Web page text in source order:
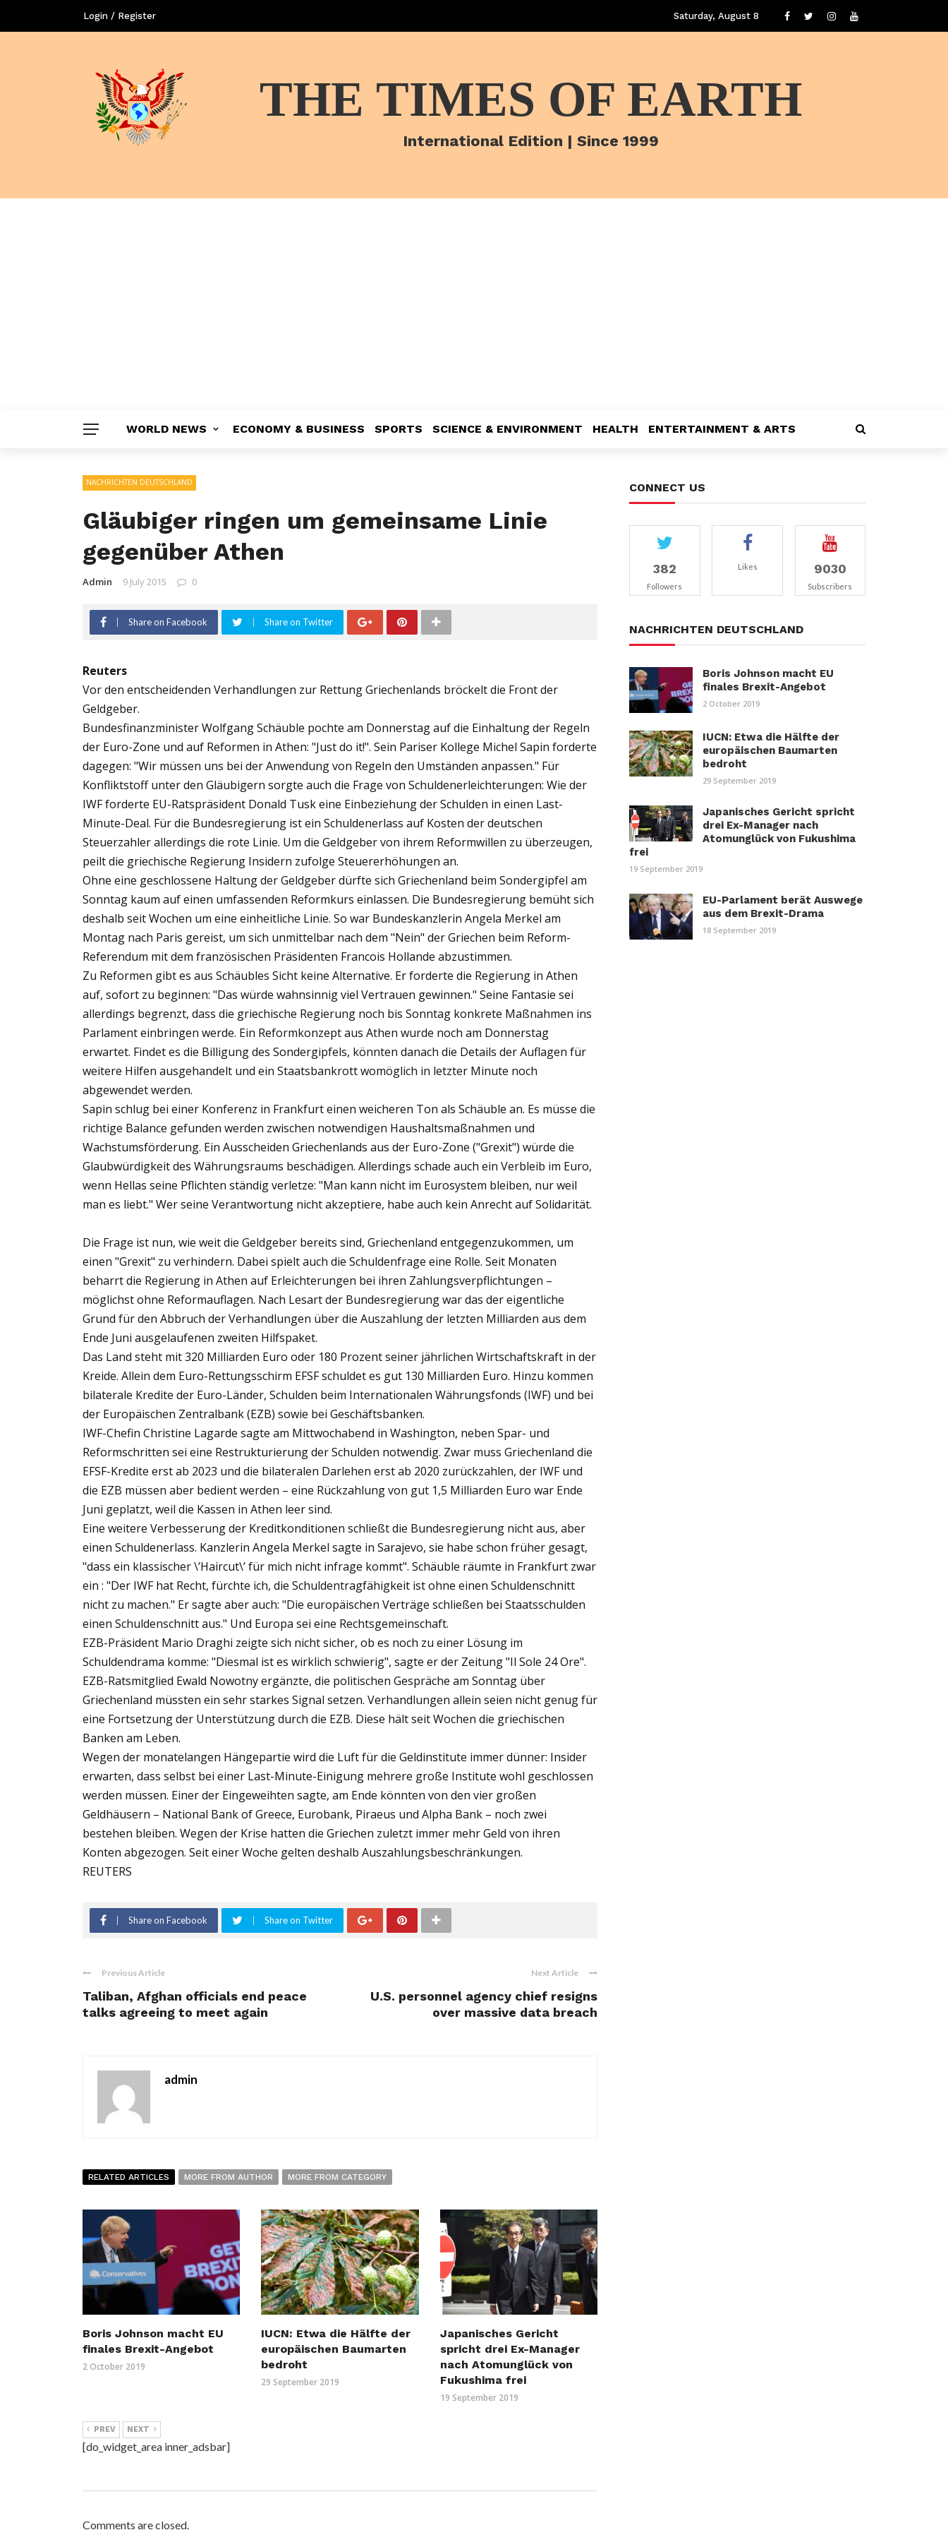
Login / Register Saturday, August 8
THE TIMES OF EARTH
International Edition | Since 1999
WORLD NEWS ECONOMY & BUSINESS SPORTS SCIENCE & ENVIRONMENT HEALTH ENTERTAINMENT & ARTS
NACHRICHTEN DEUTSCHLAND
Gläubiger ringen um gemeinsame Linie
gegenüber Athen
Admin 9 July 2015 0
Share on Facebook Share on Twitter
Reuters
Vor den entscheidenden Verhandlungen zur Rettung Griechenlands bröckelt die Front der
Geldgeber.
Bundesfinanzminister Wolfgang Schäuble pochte am Donnerstag auf die Einhaltung der Regeln
der Euro-Zone und auf Reformen in Athen: "Just do it!". Sein Pariser Kollege Michel Sapin forderte
dagegen: "Wir müssen uns bei der Anwendung von Regeln den Umständen anpassen." Für
Konfliktstoff unter den Gläubigern sorgte auch die Frage von Schuldenerleichterungen: Wie der
IWF forderte EU-Ratspräsident Donald Tusk eine Einbeziehung der Schulden in einen Last-
Minute-Deal. Für die Bundesregierung ist ein Schuldenerlass auf Kosten der deutschen
Steuerzahler allerdings die rote Linie. Um die Geldgeber von ihrem Reformwillen zu überzeugen,
peilt die griechische Regierung Insidern zufolge Steuererhöhungen an.
Ohne eine geschlossene Haltung der Geldgeber dürfte sich Griechenland beim Sondergipfel am
Sonntag kaum auf einen umfassenden Reformkurs einlassen. Die Bundesregierung bemüht sich
deshalb seit Wochen um eine einheitliche Linie. So war Bundeskanzlerin Angela Merkel am
Montag nach Paris gereist, um sich unmittelbar nach dem "Nein" der Griechen beim Reform-
Referendum mit dem französischen Präsidenten Francois Hollande abzustimmen.
Zu Reformen gibt es aus Schäubles Sicht keine Alternative. Er forderte die Regierung in Athen
auf, sofort zu beginnen: "Das würde wahnsinnig viel Vertrauen gewinnen." Seine Fantasie sei
allerdings begrenzt, dass die griechische Regierung noch bis Sonntag konkrete Maßnahmen ins
Parlament einbringen werde. Ein Reformkonzept aus Athen wurde noch am Donnerstag
erwartet. Findet es die Billigung des Sondergipfels, könnten danach die Details der Auflagen für
weitere Hilfen ausgehandelt und ein Staatsbankrott womöglich in letzter Minute noch
abgewendet werden.
Sapin schlug bei einer Konferenz in Frankfurt einen weicheren Ton als Schäuble an. Es müsse die
richtige Balance gefunden werden zwischen notwendigen Haushaltsmaßnahmen und
Wachstumsförderung. Ein Ausscheiden Griechenlands aus der Euro-Zone ("Grexit") würde die
Glaubwürdigkeit des Währungsraums beschädigen. Allerdings schade auch ein Verbleib im Euro,
wenn Hellas seine Pflichten ständig verletze: "Man kann nicht im Eurosystem bleiben, nur weil
man es liebt." Wer seine Verantwortung nicht akzeptiere, habe auch kein Anrecht auf Solidarität.
Die Frage ist nun, wie weit die Geldgeber bereits sind, Griechenland entgegenzukommen, um
einen "Grexit" zu verhindern. Dabei spielt auch die Schuldenfrage eine Rolle. Seit Monaten
beharrt die Regierung in Athen auf Erleichterungen bei ihren Zahlungsverpflichtungen –
möglichst ohne Reformauflagen. Nach Lesart der Bundesregierung war das der eigentliche
Grund für den Abbruch der Verhandlungen über die Auszahlung der letzten Milliarden aus dem
Ende Juni ausgelaufenen zweiten Hilfspaket.
Das Land steht mit 320 Milliarden Euro oder 180 Prozent seiner jährlichen Wirtschaftskraft in der
Kreide. Allein dem Euro-Rettungsschirm EFSF schuldet es gut 130 Milliarden Euro. Hinzu kommen
bilaterale Kredite der Euro-Länder, Schulden beim Internationalen Währungsfonds (IWF) und bei
der Europäischen Zentralbank (EZB) sowie bei Geschäftsbanken.
IWF-Chefin Christine Lagarde sagte am Mittwochabend in Washington, neben Spar- und
Reformschritten sei eine Restrukturierung der Schulden notwendig. Zwar muss Griechenland die
EFSF-Kredite erst ab 2023 und die bilateralen Darlehen erst ab 2020 zurückzahlen, der IWF und
die EZB müssen aber bedient werden – eine Rückzahlung von gut 1,5 Milliarden Euro war Ende
Juni geplatzt, weil die Kassen in Athen leer sind.
Eine weitere Verbesserung der Kreditkonditionen schließt die Bundesregierung nicht aus, aber
einen Schuldenerlass. Kanzlerin Angela Merkel sagte in Sarajevo, sie habe schon früher gesagt,
"dass ein klassischer \’Haircut\’ für mich nicht infrage kommt". Schäuble räumte in Frankfurt zwar
ein : "Der IWF hat Recht, fürchte ich, die Schuldentragfähigkeit ist ohne einen Schuldenschnitt
nicht zu machen." Er sagte aber auch: "Die europäischen Verträge schließen bei Staatsschulden
einen Schuldenschnitt aus." Und Europa sei eine Rechtsgemeinschaft.
EZB-Präsident Mario Draghi zeigte sich nicht sicher, ob es noch zu einer Lösung im
Schuldendrama komme: "Diesmal ist es wirklich schwierig", sagte er der Zeitung "Il Sole 24 Ore".
EZB-Ratsmitglied Ewald Nowotny ergänzte, die politischen Gespräche am Sonntag über
Griechenland müssten ein sehr starkes Signal setzen. Verhandlungen allein seien nicht genug für
eine Fortsetzung der Unterstützung durch die EZB. Diese hält seit Wochen die griechischen
Banken am Leben.
Wegen der monatelangen Hängepartie wird die Luft für die Geldinstitute immer dünner: Insider
erwarten, dass selbst bei einer Last-Minute-Einigung mehrere große Institute wohl geschlossen
werden müssen. Einer der Eingeweihten sagte, am Ende könnten von den vier großen
Geldhäusern – National Bank of Greece, Eurobank, Piraeus und Alpha Bank – noch zwei
bestehen bleiben. Wegen der Krise hatten die Griechen zuletzt immer mehr Geld von ihren
Konten abgezogen. Seit einer Woche gelten deshalb Auszahlungsbeschränkungen.
REUTERS
Share on Facebook Share on Twitter
Previous Article
Taliban, Afghan officials end peace
talks agreeing to meet again
Next Article
U.S. personnel agency chief resigns
over massive data breach
admin
RELATED ARTICLES MORE FROM AUTHOR MORE FROM CATEGORY
Boris Johnson macht EU
finales Brexit-Angebot
2 October 2019
IUCN: Etwa die Hälfte der
europäischen Baumarten
bedroht
29 September 2019
Japanisches Gericht
spricht drei Ex-Manager
nach Atomunglück von
Fukushima frei
19 September 2019
PREV NEXT
[do_widget_area inner_adsbar]
Comments are closed.
CONNECT US
382
Followers
Likes 9030
Subscribers
NACHRICHTEN DEUTSCHLAND
Boris Johnson macht EU
finales Brexit-Angebot
2 October 2019
IUCN: Etwa die Hälfte der
europäischen Baumarten
bedroht
29 September 2019
Japanisches Gericht spricht
drei Ex-Manager nach
Atomunglück von Fukushima
frei
19 September 2019
EU-Parlament berät Auswege
aus dem Brexit-Drama
18 September 2019